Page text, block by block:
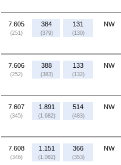
7.605
(251)
384
(379)
131
(130)
NW
7.606
(252)
388
(383)
133
(132)
NW
7.607
(345)
1.891
(1.682)
514
(483)
NW
7.608
(346)
1.151
(1.082)
366
(353)
NW